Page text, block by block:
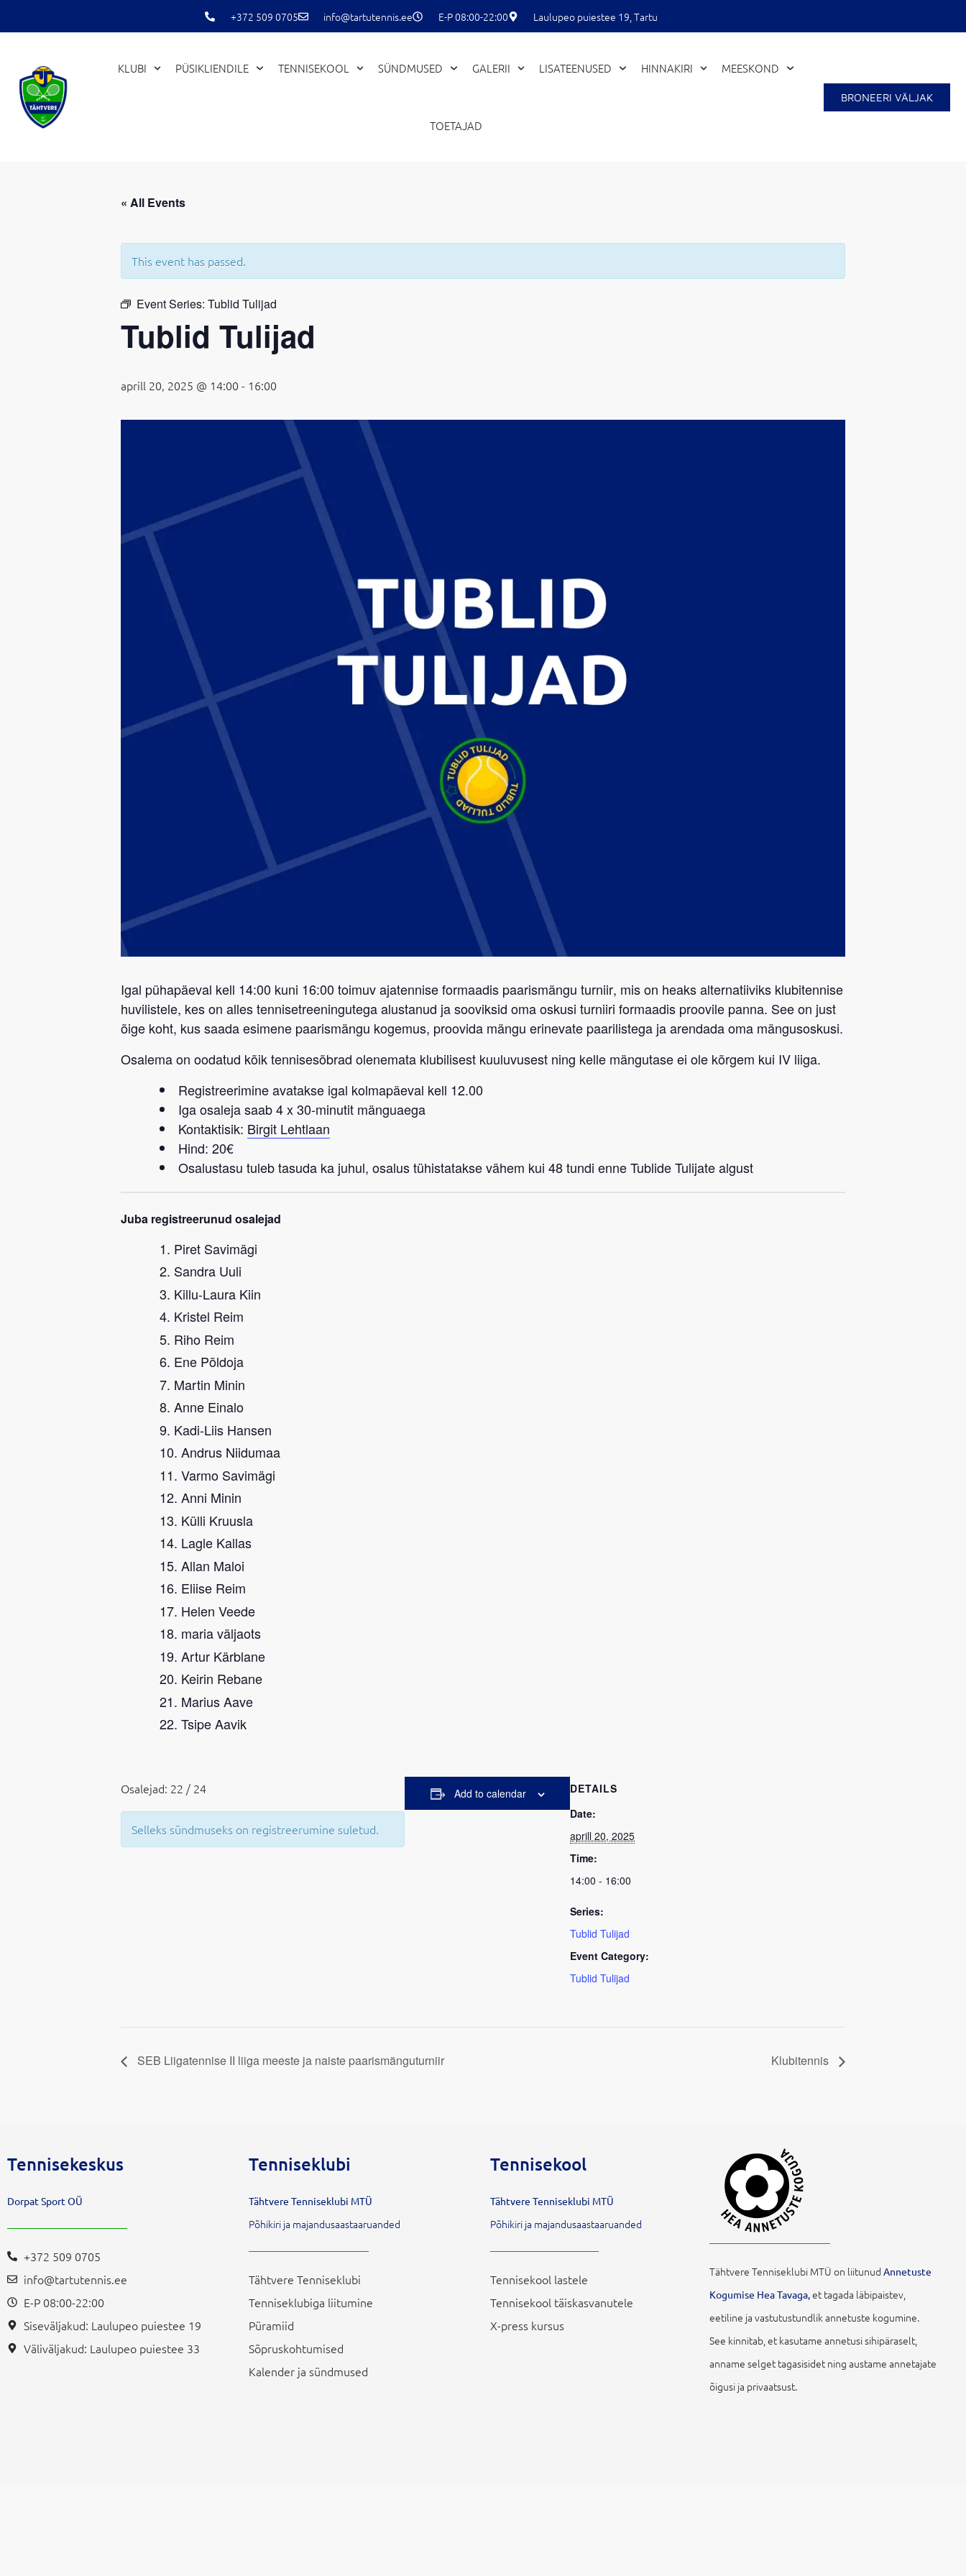
to
+372 509 0705 info@tartutennis.ee E-P 08:00-22:00 Laulupeo puiestee 19, Tartu
KLUBI PÜSIKLIENDILE TENNISEKOOL SÜNDMUSED GALERII LISATEENUSED HINNAKIRI MEESKOND
TOETAJAD
BRONEERI VÄLJAK
« All Events
This event has passed.
Event Series: Tublid Tulijad
Tublid Tulijad
aprill 20, 2025 @ 14:00 - 16:00
Igal pühapäeval kell 14:00 kuni 16:00 toimuv ajatennise formaadis paarismängu turniir, mis on heaks alternatiiviks klubitennise
huvilistele, kes on alles tennisetreeningutega alustanud ja sooviksid oma oskusi turniiri formaadis proovile panna. See on just
õige koht, kus saada esimene paarismängu kogemus, proovida mängu erinevate paarilistega ja arendada oma mängusoskusi.
Osalema on oodatud kõik tennisesõbrad olenemata klubilisest kuuluvusest ning kelle mängutase ei ole kõrgem kui IV liiga.
Registreerimine avatakse igal kolmapäeval kell 12.00
Iga osaleja saab 4 x 30-minutit mänguaega
Kontaktisik: Birgit Lehtlaan
Hind: 20€
Osalustasu tuleb tasuda ka juhul, osalus tühistatakse vähem kui 48 tundi enne Tublide Tulijate algust
Juba registreerunud osalejad
Piret Savimägi
Sandra Uuli
Killu-Laura Kiin
Kristel Reim
Riho Reim
Ene Põldoja
Martin Minin
Anne Einalo
Kadi-Liis Hansen
Andrus Niidumaa
Varmo Savimägi
Anni Minin
Külli Kruusla
Lagle Kallas
Allan Maloi
Eliise Reim
Helen Veede
maria väljaots
Artur Kärblane
Keirin Rebane
Marius Aave
Tsipe Aavik
Osalejad: 22 / 24
Selleks sündmuseks on registreerumine suletud.
Add to calendar
DETAILS
Date:
aprill 20, 2025
Time:
14:00 - 16:00
Series:
Tublid Tulijad
Event Category:
Tublid Tulijad
SEB Liigatennise II liiga meeste ja naiste paarismänguturniir Klubitennis
Tennisekeskus
Dorpat Sport OÜ
+372 509 0705
info@tartutennis.ee
E-P 08:00-22:00
Siseväljakud: Laulupeo puiestee 19
Väliväljakud: Laulupeo puiestee 33
Tenniseklubi
Tähtvere Tenniseklubi MTÜ
Põhikiri ja majandusaastaaruanded
Tähtvere Tenniseklubi
Tenniseklubiga liitumine
Püramiid
Sõpruskohtumised
Kalender ja sündmused
Tennisekool
Tähtvere Tenniseklubi MTÜ
Põhikiri ja majandusaastaaruanded
Tennisekool lastele
Tennisekool täiskasvanutele
X-press kursus
Tähtvere Tenniseklubi MTÜ on liitunudAnnetuste
Kogumise Hea Tavaga,et tagada läbipaistev,
eetiline ja vastutustundlik annetuste kogumine.
See kinnitab, et kasutame annetusi sihipäraselt,
anname selget tagasisidet ning austame annetajate
õigusi ja privaatsust.